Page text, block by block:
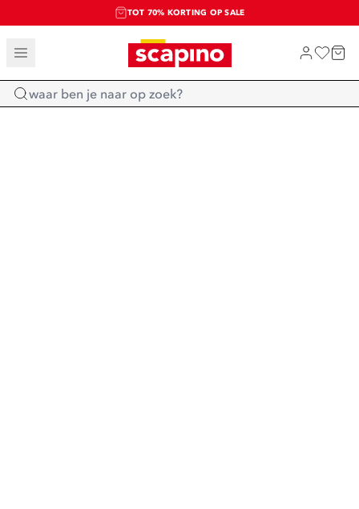
TOT 70% KORTING OP SALE
SALE: LAATSTE KANS!
SHOP NIEUW
Home